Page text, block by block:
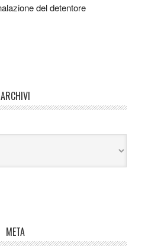
del detentore
ARCHIVI
META